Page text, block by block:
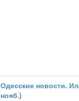
Одесские новости.
нояб.)